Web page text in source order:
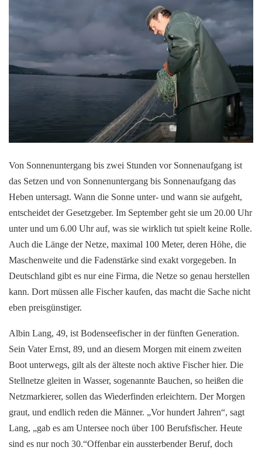
Von Sonnenuntergang bis zwei Stunden vor Sonnenaufgang ist
das Setzen und von Sonnenuntergang bis Sonnenaufgang das
Heben untersagt. Wann die Sonne unter- und wann sie aufgeht,
entscheidet der Gesetzgeber. Im September geht sie um 20.00 Uhr
unter und um 6.00 Uhr auf, was sie wirklich tut spielt keine Rolle.
Auch die Länge der Netze, maximal 100 Meter, deren Höhe, die
Maschenweite und die Fadenstärke sind exakt vorgegeben. In
Deutschland gibt es nur eine Firma, die Netze so genau herstellen
kann. Dort müssen alle Fischer kaufen, das macht die Sache nicht
eben preisgünstiger.
Albin Lang, 49, ist Bodenseefischer in der fünften Generation.
Sein Vater Ernst, 89, und an diesem Morgen mit einem zweiten
Boot unterwegs, gilt als der älteste noch aktive Fischer hier. Die
Stellnetze gleiten in Wasser, sogenannte Bauchen, so heißen die
Netzmarkierer, sollen das Wiederfinden erleichtern. Der Morgen
graut, und endlich reden die Männer. „Vor hundert Jahren“, sagt
Lang, „gab es am Untersee noch über 100 Berufsfischer. Heute
sind es nur noch 30.“Offenbar ein aussterbender Beruf, doch